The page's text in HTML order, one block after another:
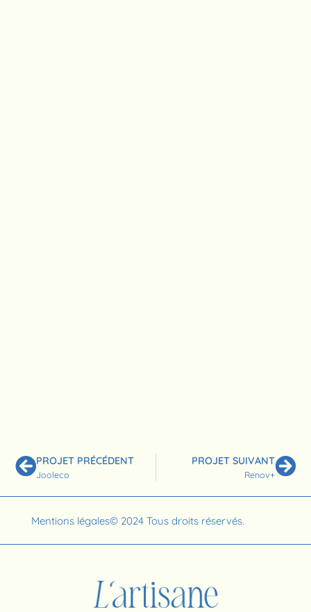
PROJET PRÉCÉDENT
Jooleco
PROJET SUIVANT
Renov+
Mentions légales© 2024 Tous droits réservés.